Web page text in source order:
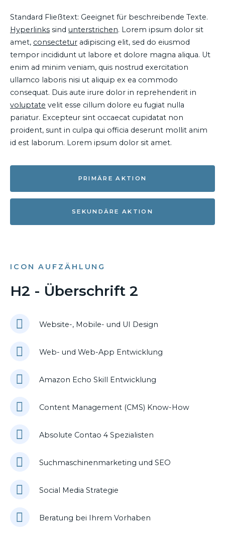
Standard Fließtext: Geeignet für beschreibende Texte.
Hyperlinks sind unterstrichen. Lorem ipsum dolor sit
amet, consectetur adipiscing elit, sed do eiusmod
tempor incididunt ut labore et dolore magna aliqua. Ut
enim ad minim veniam, quis nostrud exercitation
ullamco laboris nisi ut aliquip ex ea commodo
consequat. Duis aute irure dolor in reprehenderit in
voluptate velit esse cillum dolore eu fugiat nulla
pariatur. Excepteur sint occaecat cupidatat non
proident, sunt in culpa qui officia deserunt mollit anim
id est laborum. Lorem ipsum dolor sit amet.
PRIMÄRE AKTION
SEKUNDÄRE AKTION
ICON AUFZÄHLUNG
H2 - Überschrift 2
Website-, Mobile- und UI Design
Web- und Web-App Entwicklung
Amazon Echo Skill Entwicklung
Content Management (CMS) Know-How
Absolute Contao 4 Spezialisten
Suchmaschinenmarketing und SEO
Social Media Strategie
Beratung bei Ihrem Vorhaben